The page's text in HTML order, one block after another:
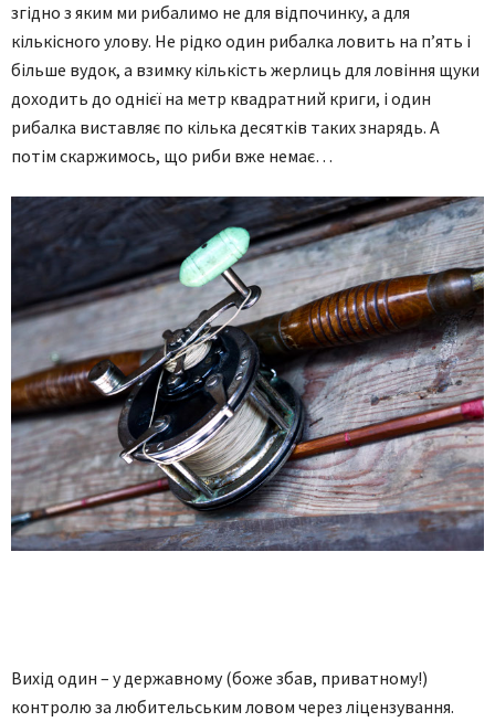
згідно з яким ми рибалимо не для відпочинку, а для
кількісного улову. Не рідко один рибалка ловить на п’ять і
більше вудок, а взимку кількість жерлиць для ловіння щуки
доходить до однієї на метр квадратний криги, і один
рибалка виставляє по кілька десятків таких знарядь. А
потім скаржимось, що риби вже немає…
Вихід один – у державному (боже збав, приватному!)
контролю за любительським ловом через ліцензування.